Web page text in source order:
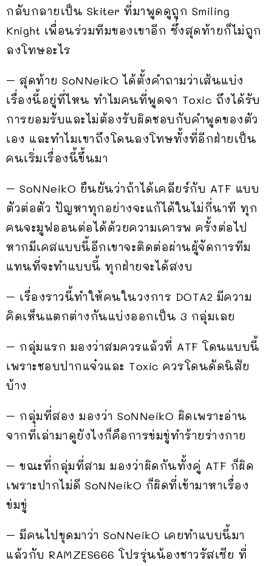
กลับกลายเป็น Skiter ที่มาพูดดูถูก Smiling
Knight เพื่อนร่วมทีมของเขาอีก ซึ่งสุดท้ายก็ไม่ถูก
ลงโทษอะไร
– สุดท้าย SoNNeikO ได้ตั้งคำถามว่าเส้นแบ่ง
เรื่องนี้อยู่ที่ไหน ทำไมคนที่พูดจา Toxic ถึงได้รับ
การยอมรับและไม่ต้องรับผิดชอบกับคำพูดของตัว
เอง และทำไมเขาถึงโดนลงโทษทั้งที่อีกฝ่ายเป็น
คนเริ่มเรื่องนี้ขึ้นมา
– SoNNeikO ยืนยันว่าถ้าได้เคลียร์กับ ATF แบบ
ตัวต่อตัว ปัญหาทุกอย่างจะแก้ได้ในไม่กี่นาที ทุก
คนจะมูฟออนต่อได้ด้วยความเคารพ ครั้งต่อไป
หากมีเคสแบบนี้อีกเขาจะติดต่อผ่านผู้จัดการทีม
แทนที่จะทำแบบนี้ ทุกฝ่ายจะได้สงบ
– เรื่องราวนี้ทำให้คนในวงการ DOTA2 มีความ
คิดเห็นแตกต่างกันแบ่งออกเป็น 3 กลุ่มเลย
– กลุ่มแรก มองว่าสมควรแล้วที่ ATF โดนแบบนี้
เพราะชอบปากแจ๋วและ Toxic ควรโดนดัดนิสัย
บ้าง
– กลุ่มที่สอง มองว่า SoNNeikO ผิดเพราะอ่าน
จากที่เล่ามาดูยังไงก็คือการข่มขู่ทำร้ายร่างกาย
– ขณะที่กลุ่มที่สาม มองว่าผิดกันทั้งคู่ ATF ก็ผิด
เพราะปากไม่ดี SoNNeikO ก็ผิดที่เข้ามาหาเรื่อง
ข่มขู่
– มีคนไปขุดมาว่า SoNNeikO เคยทำแบบนี้มา
แล้วกับ RAMZES666 โปรรุ่นน้องชาวรัสเซีย ที่